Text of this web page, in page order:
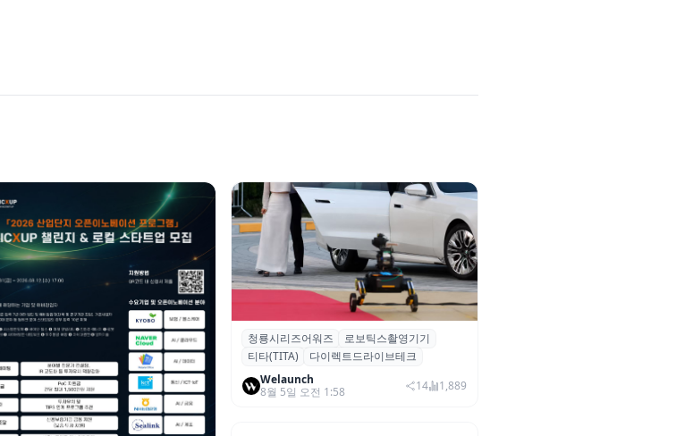
청룡시리즈어워즈 레드카펫에 등장한 바
퀴형 이족 보행 로봇 ‘티타(TITA)’
청룡시리즈어워즈
로보틱스촬영기기
티타(TITA)
다이렉트드라이브테크
Welaunch
8월 5일 오전 1:58
14 1,889